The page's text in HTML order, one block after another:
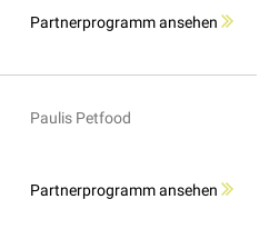
Partnerprogramm ansehen
Paulis Petfood
Partnerprogramm ansehen